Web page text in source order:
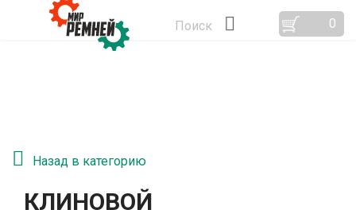
Поиск 0
Назад в категорию
КЛИНОВОЙ